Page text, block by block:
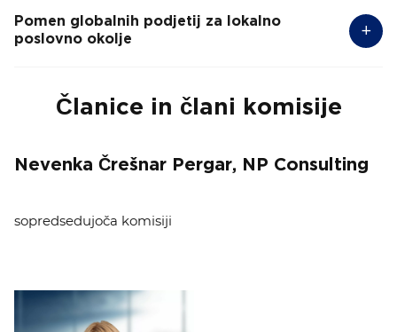
Pomen globalnih podjetij za lokalno
poslovno okolje
Članice in člani komisije
Nevenka Črešnar Pergar, NP Consulting
sopredsedujoča komisiji